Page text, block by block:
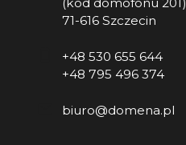
(kod domofonu 201)
71-616 Szczecin
+48 530 655 644
+48 795 496 374
biuro@domena.pl